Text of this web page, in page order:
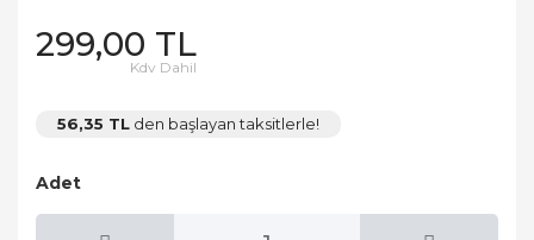
299,00 TL
Kdv Dahil
56,35 TL den başlayan taksitlerle!
Adet